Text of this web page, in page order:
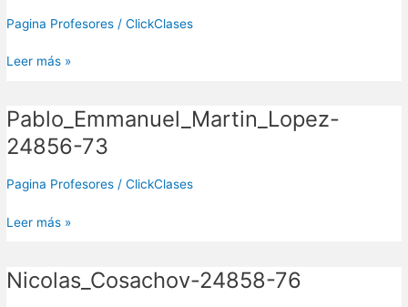
Pagina Profesores /ClickClases
71
Leer más »
Pablo_Emmanuel_Martin_Lopez-
24856-73
Pagina Profesores /ClickClases
Pablo_Emmanuel_Martin_Lopez-
24856-
73
Leer más »
Nicolas_Cosachov-24858-76
Nicolas_Cosachov-